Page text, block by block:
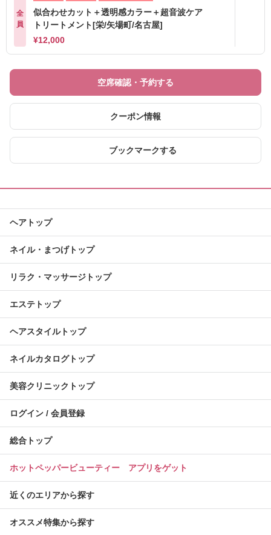
全
員
似合わせカット＋透明感カラー＋超音波ケア
トリートメント[栄/矢場町/名古屋]
¥12,000
空席確認・予約する
クーポン情報
ブックマークする
ヘアトップ
ネイル・まつげトップ
リラク・マッサージトップ
エステトップ
ヘアスタイルトップ
ネイルカタログトップ
美容クリニックトップ
ログイン / 会員登録
総合トップ
ホットペッパービューティー アプリをゲット
近くのエリアから探す
オススメ特集から探す